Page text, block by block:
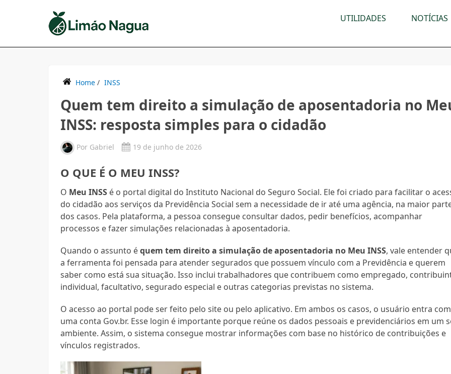
UTILIDADES NOTÍCIAS
Home / INSS
Quem tem direito a simulação de aposentadoria no
INSS: resposta simples para o cidadão
Por Gabriel 19 de junho de 2026
O QUE É O MEU INSS?
O Meu INSS é o portal digital do Instituto Nacional do Seguro Social. Ele foi criado para facilitar o
do cidadão aos serviços da Previdência Social sem a necessidade de ir até uma agência, na maior
dos casos. Pela plataforma, a pessoa consegue consultar dados, pedir benefícios, acompanhar
processos e fazer simulações relacionadas à aposentadoria.
Quando o assunto équem tem direito a simulação de aposentadoria no Meu INSS, vale entender
a ferramenta foi pensada para atender segurados que possuem vínculo com a Previdência e querem
saber como está sua situação. Isso inclui trabalhadores que contribuem como empregado,
individual, facultativo, segurado especial e outras categorias previstas no sistema.
O acesso ao portal pode ser feito pelo site ou pelo aplicativo. Em ambos os casos, o usuário entra com
uma conta Gov.br. Esse login é importante porque reúne os dados pessoais e previdenciários em um
ambiente. Assim, o sistema consegue mostrar informações com base no histórico de contribuições e
vínculos registrados.